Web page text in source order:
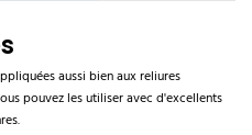
aussi bien aux reliures
pouvez les utiliser avec d'excellents